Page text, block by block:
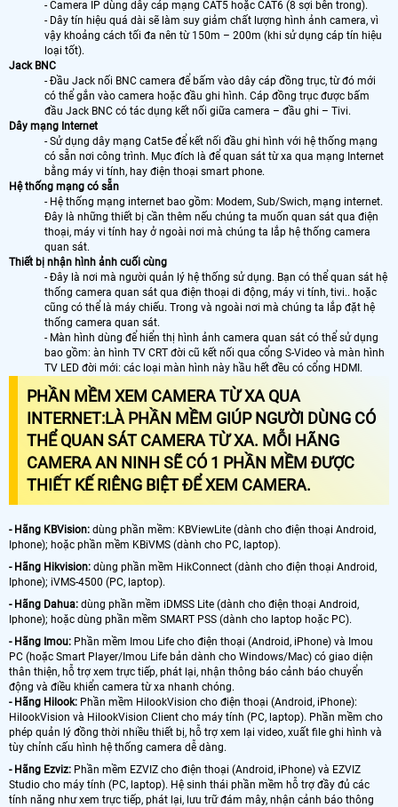
- Camera IP dùng dây cáp mạng CAT5 hoặc CAT6 (8 sợi bên trong).
- Dây tín hiệu quá dài sẽ làm suy giảm chất lượng hình ảnh camera, vì
vậy khoảng cách tối đa nên từ 150m – 200m (khi sử dụng cáp tín hiệu
loại tốt).
Jack BNC
- Đầu Jack nối BNC camera để bấm vào dây cáp đồng trục, từ đó mới
có thể gắn vào camera hoặc đầu ghi hình. Cáp đồng trục được bấm
đầu Jack BNC có tác dụng kết nối giữa camera – đầu ghi – Tivi.
Dây mạng Internet
- Sử dụng dây mạng Cat5e để kết nối đầu ghi hình với hệ thống mạng
có sẵn nơi công trình. Mục đích là để quan sát từ xa qua mạng Internet
bằng máy vi tính, hay điện thoại smart phone.
Hệ thống mạng có sẵn
- Hệ thống mạng internet bao gồm: Modem, Sub/Swich, mạng internet.
Đây là những thiết bị cần thêm nếu chúng ta muốn quan sát qua điện
thoại, máy vi tính hay ở ngoài nơi mà chúng ta lắp hệ thống camera
quan sát.
Thiết bị nhận hình ảnh cuối cùng
- Đây là nơi mà người quản lý hệ thống sử dụng. Bạn có thể quan sát hệ
thống camera quan sát qua điện thoại di động, máy vi tính, tivi.. hoặc
cũng có thể là máy chiếu. Trong và ngoài nơi mà chúng ta lắp đặt hệ
thống camera quan sát.
- Màn hình dùng để hiển thị hình ảnh camera quan sát có thể sử dụng
bao gồm: àn hình TV CRT đời cũ kết nối qua cổng S-Video và màn hình
TV LED đời mới: các loại màn hình này hầu hết đều có cổng HDMI.
PHẦN MỀM XEM CAMERA TỪ XA QUA
INTERNET:LÀ PHẦN MỀM GIÚP NGƯỜI DÙNG CÓ
THỂ QUAN SÁT CAMERA TỪ XA. MỖI HÃNG
CAMERA AN NINH SẼ CÓ 1 PHẦN MỀM ĐƯỢC
THIẾT KẾ RIÊNG BIỆT ĐỂ XEM CAMERA.
- Hãng KBVision: dùng phần mềm: KBViewLite (dành cho điện thoại Android,
Iphone); hoặc phần mềm KBiVMS (dành cho PC, laptop).
- Hãng Hikvision: dùng phần mềm HikConnect (dành cho điện thoại Android,
Iphone); iVMS-4500 (PC, laptop).
- Hãng Dahua: dùng phần mềm iDMSS Lite (dành cho điện thoại Android,
Iphone); hoặc dùng phần mềm SMART PSS (dành cho laptop hoặc PC).
- Hãng Imou: Phần mềm Imou Life cho điện thoại (Android, iPhone) và Imou
PC (hoặc Smart Player/Imou Life bản dành cho Windows/Mac) có giao diện
thân thiện, hỗ trợ xem trực tiếp, phát lại, nhận thông báo cảnh báo chuyển
động và điều khiển camera từ xa nhanh chóng.
- Hãng Hilook: Phần mềm HilookVision cho điện thoại (Android, iPhone):
HilookVision và HilookVision Client cho máy tính (PC, laptop). Phần mềm cho
phép quản lý đồng thời nhiều thiết bị, hỗ trợ xem lại video, xuất file ghi hình và
tùy chỉnh cấu hình hệ thống camera dễ dàng.
- Hãng Ezviz: Phần mềm EZVIZ cho điện thoại (Android, iPhone) và EZVIZ
Studio cho máy tính (PC, laptop). Hệ sinh thái phần mềm hỗ trợ đầy đủ các
tính năng như xem trực tiếp, phát lại, lưu trữ đám mây, nhận cảnh báo thông